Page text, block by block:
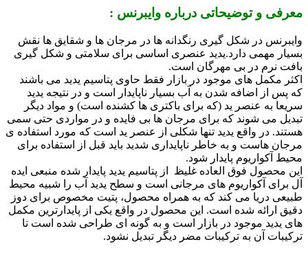
معرفی و توضیحاتی درباره وایبرنس :
وایبرنس در شکل گیری رنگدانه ها در مرجان ها و شقایق ها نقش
بسیار مهمی دارد.یدید عنصری اساسی برای سلامتی و شکل گیری
بافت نرم در بی مهرگان است.
اکثر مکمل های موجود در بازار فقط حاوی پتاسیم یدید می باشند
که پس از اضافه شدن به آب بسیار ناپایدار است و در نتیجه یدید
سریعا به عنصر ید (که برای باکتری ها کشنده است) و مواد دیگر
تبدیل می شوند که برای مرجان ها بی فایده و در مواردی حتی سمی
هستند. در واقع یدید تنها شکلی از عنصر ید است که مورد استفاده ی
مرجان هاست و به خاطر ناپایداری شدید باید قبل از استفاده برای
محیط آکواریوم پایدار شود.
این محصول فوق العاده غلیظ از پتاسیم یدید پایدار شده منبعی ایده
آل برای آکواریوم های مرجانی است و سطح یدید آب را شبیه محیط
طبیعی دریا می کند که به همراه محصول، پتیت مخصوص برای دوز
دقیق ارائه شده است. این محصول در واقع یکی از پایدارترین مکمل
های یدید موجود در بازار است و به گونه ای طراحی شده است تا
ترکیبات آن به ترکیبات مضر دیگر تبدیل نشود.